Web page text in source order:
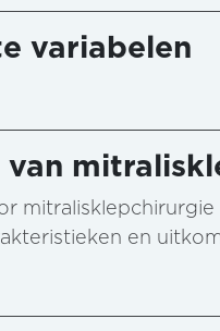
variabelen
en